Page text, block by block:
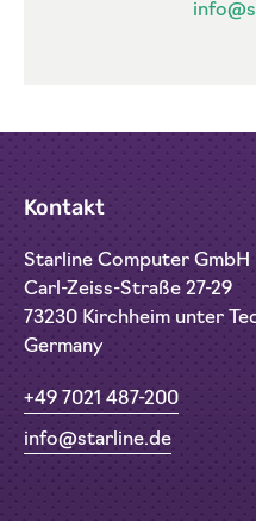
Kontakt
Starline Computer GmbH
Carl-Zeiss-Straße 27-29
73230 Kirchheim unter
Germany
+49 7021 487-200
info@starline.de